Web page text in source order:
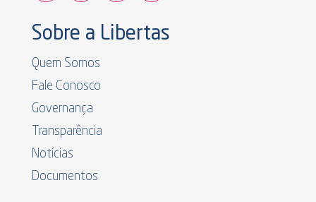
Sobre a Libertas
Quem Somos
Fale Conosco
Governança
Transparência
Notícias
Documentos